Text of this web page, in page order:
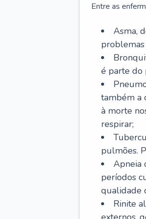
Entre as
Asma,
é parte do
também a
à morte
respirar;
pulmões.
Apneia
períodos
qualidade
Rinite